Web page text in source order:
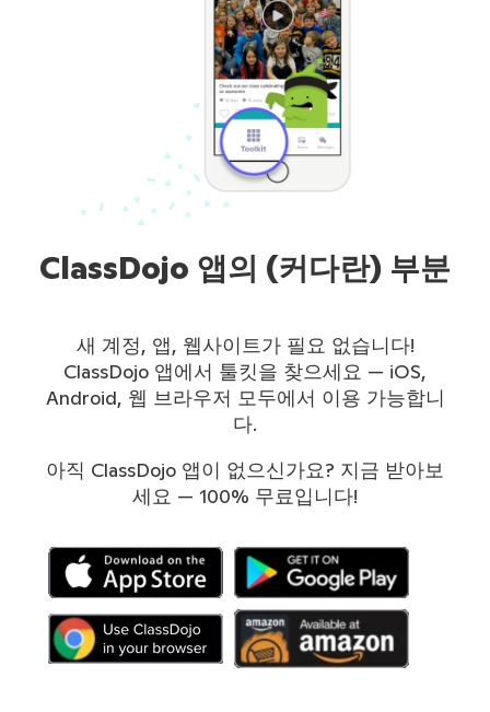
ClassDojo 앱의 (커다란) 부분
새 계정, 앱, 웹사이트가 필요 없습니다!
ClassDojo 앱에서 툴킷을 찾으세요 — iOS,
Android, 웹 브라우저 모두에서 이용 가능합니
다.
아직 ClassDojo 앱이 없으신가요? 지금 받아보
세요 — 100% 무료입니다!